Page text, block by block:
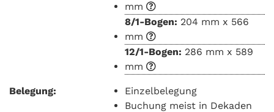
mm
8/1-Bogen: 204 mm x 566
mm
12/1-Bogen: 286 mm x 589
mm
Belegung:
Einzelbelegung
Buchung meist in Dekaden